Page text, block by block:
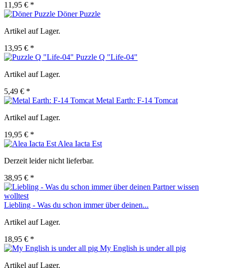
11,95 € *
Döner Puzzle
Artikel auf Lager.
13,95 € *
Puzzle Q "Life-04"
Artikel auf Lager.
5,49 € *
Metal Earth: F-14 Tomcat
Artikel auf Lager.
19,95 € *
Alea Iacta Est
Derzeit leider nicht lieferbar.
38,95 € *
Liebling - Was du schon immer über deinen...
Artikel auf Lager.
18,95 € *
My English is under all pig
Artikel auf Lager.